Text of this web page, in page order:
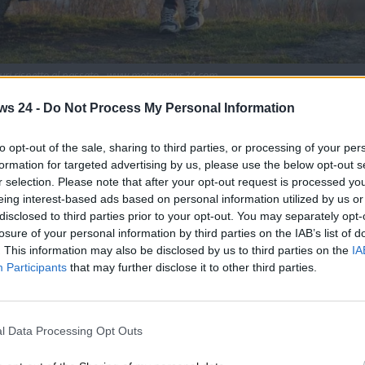
24 - Do Not Process My Personal Information
opt-out of the sale, sharing to third parties, or processing of your
for targeted advertising by us, please use the below opt-out
selection. Please note that after your opt-out request is processed
interest-based ads based on personal information utilized by us
to third parties prior to your opt-out. You may separately
of your personal information by third parties on the IAB’s list of
This information may also be disclosed by us to third parties on the
Participants that may further disclose it to other third parties.
Data Processing Opt Outs
rispetto al passato - www.motorinews24.com
sicuri rispetto al passato. Un’indagine ha
grado di proteggere e custodire il motore e altre
agenti atmosferici e dagli urti. Nella maggior parte dei
dell’auto. Esso potrà esseresollevato per questioni
al design e all’estetica di ogni singolo modello di
per deformarsi in modo tale da proteggere gli
un dettaglio che, in realtà, farebbe emergere un
delle auto di nuova generazione, infatti, hanno una
del passato . A cosa facciamo riferimento? Ecco tutti i